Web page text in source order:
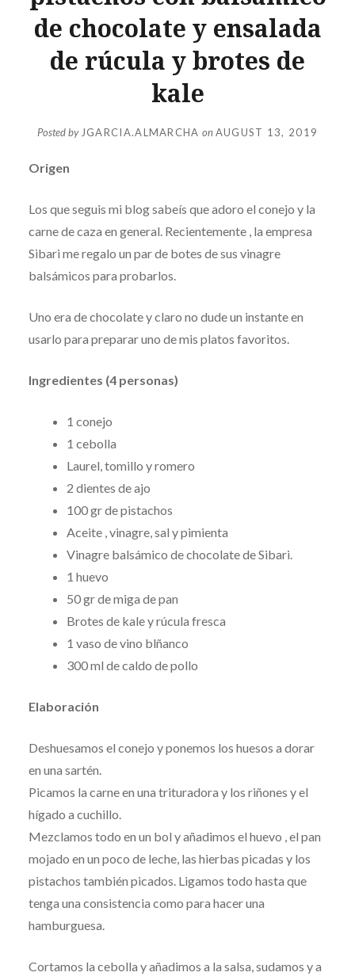
de chocolate y ensalada
de rúcula y brotes de
kale
Posted by JGARCIA.ALMARCHA onAUGUST 13, 2019
Origen
Los que seguis mi blog sabeís que adoro el conejo y la
carne de caza en general. Recientemente , la empresa
Sibari me regalo un par de botes de sus vinagre
balsámicos para probarlos.
Uno era de chocolate y claro no dude un instante en
usarlo para preparar uno de mis platos favoritos.
Ingredientes (4 personas)
1 conejo
1 cebolla
Laurel, tomillo y romero
2 dientes de ajo
100 gr de pistachos
Aceite , vinagre, sal y pimienta
Vinagre balsámico de chocolate de Sibari.
1 huevo
50 gr de miga de pan
Brotes de kale y rúcula fresca
1 vaso de vino blñanco
300 ml de caldo de pollo
Elaboración
Deshuesamos el conejo y ponemos los huesos a dorar
en una sartén.
Picamos la carne en una trituradora y los riñones y el
hígado a cuchillo.
Mezclamos todo en un bol y añadimos el huevo , el pan
mojado en un poco de leche, las hierbas picadas y los
pistachos también picados. Ligamos todo hasta que
tenga una consistencia como para hacer una
hamburguesa.
Cortamos la cebolla y añadimos a la salsa, sudamos y a